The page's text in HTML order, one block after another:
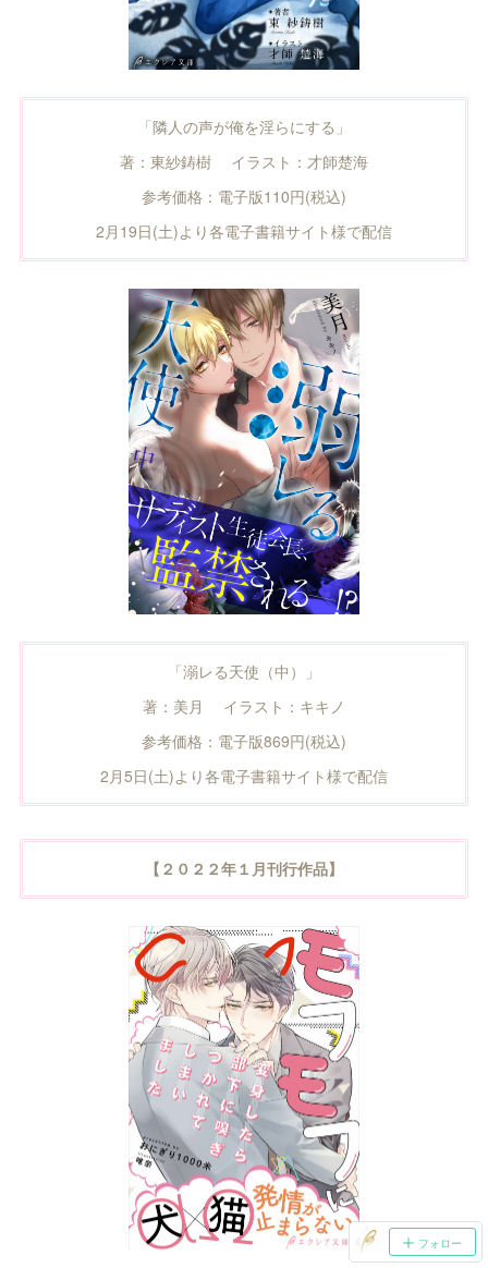
「隣人の声が俺を淫らにする」
著：東紗鋳樹 イラスト：才師楚海
参考価格：電子版110円(税込)
2月19日(土)より各電子書籍サイト様で配信
「溺レる天使（中）」
著：美月 イラスト：キキノ
参考価格：電子版869円(税込)
2月5日(土)より各電子書籍サイト様で配信
【２０２２年１月刊行作品】
フォロー